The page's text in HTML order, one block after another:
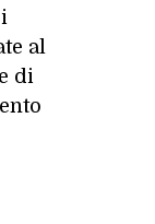
al
di